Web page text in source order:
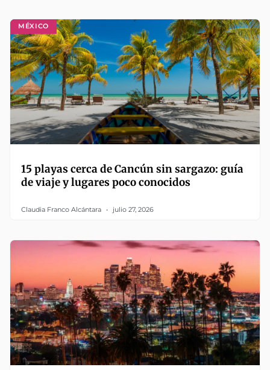
MÉXICO
15 playas cerca de Cancún sin sargazo: guía
de viaje y lugares poco conocidos
Claudia Franco Alcántara julio 27, 2026